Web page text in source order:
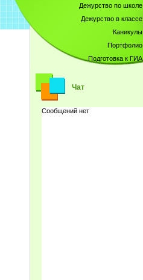
Дежурство по школе
Дежурство в классе
Каникулы
Портфолио
Подготовка к ГИА
Чат